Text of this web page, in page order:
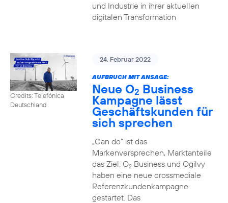
und Industrie in ihrer aktuellen
digitalen Transformation
Credits: Telefónica
Deutschland
24. Februar 2022
AUFBRUCH MIT ANSAGE:
Neue O2 Business
Kampagne lässt
Geschäftskunden für
sich sprechen
„Can do“ ist das
Markenversprechen, Marktanteile
das Ziel: O2Business und Ogilvy
haben eine neue crossmediale
Referenzkundenkampagne
gestartet. Das